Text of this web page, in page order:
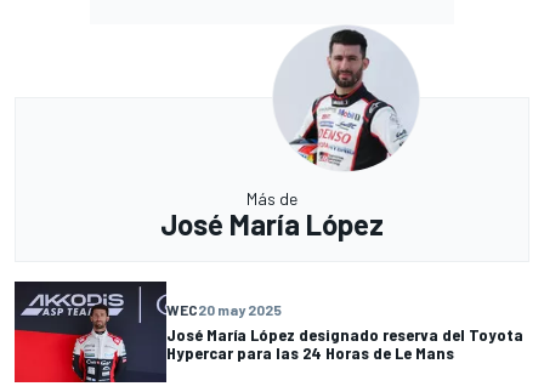
Más de
José María López
WEC20 may 2025
José María López designado reserva del Toyota
Hypercar para las 24 Horas de Le Mans